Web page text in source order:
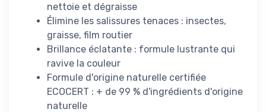
nettoie et dégraisse
Élimine les salissures tenaces : insectes,
graisse, film routier
Brillance éclatante : formule lustrante qui
ravive la couleur
Formule d'origine naturelle certifiée
ECOCERT : + de 99 % d'ingrédients d'origine
naturelle